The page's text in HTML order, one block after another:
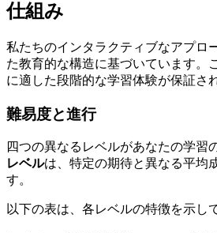
仕組み
私たちのインタラクティブなアプロ
た教育的な構造に基づいています。
に適した段階的な学習体験が保証さ
難易度と進行
四つの異なるレベルがあなたの学習
レベルは、特定の期待と異なる平均
す。
以下の表は、各レベルの特徴を示し